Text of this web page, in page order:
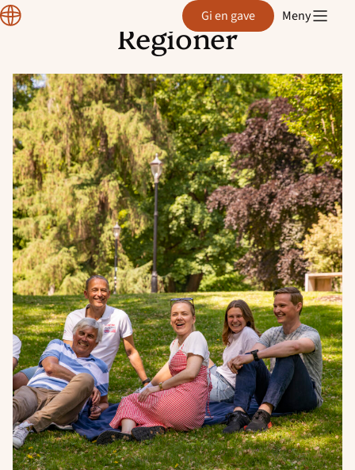
innhold
Normisjon Gi en gave Meny
Regioner